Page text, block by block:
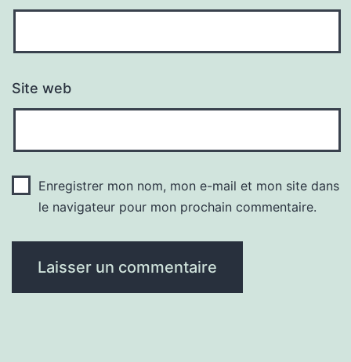
Site web
Enregistrer mon nom, mon e-mail et mon site dans
le navigateur pour mon prochain commentaire.